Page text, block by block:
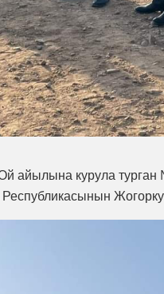
Ой айылына курула
Республикасынын